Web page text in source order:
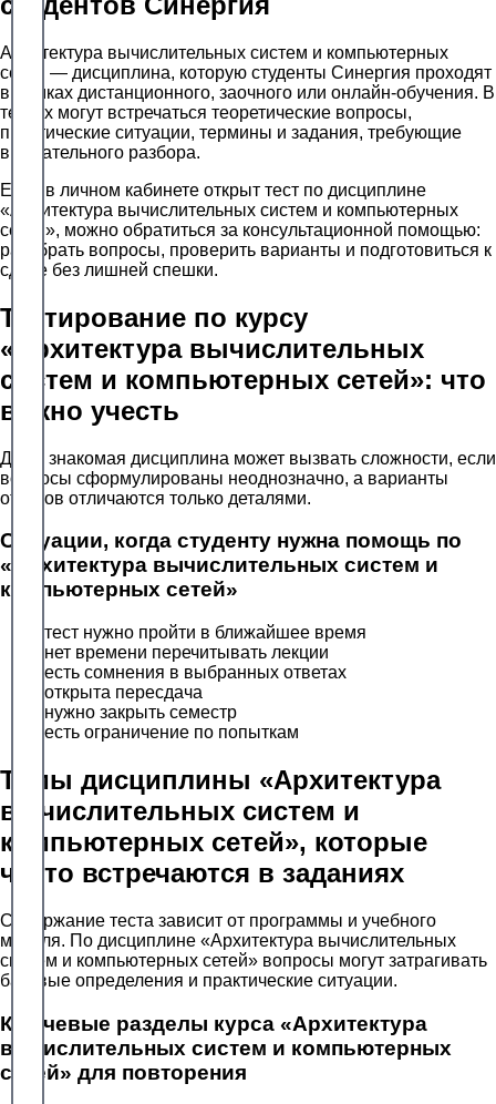
Архитектура вычислительных систем и компьютерных
сетей — дисциплина, которую студенты Синергия проходят
в рамках дистанционного, заочного или онлайн-обучения. В
тестах могут встречаться теоретические вопросы,
практические ситуации, термины и задания, требующие
внимательного разбора.
Если в личном кабинете открыт тест по дисциплине
«Архитектура вычислительных систем и компьютерных
сетей», можно обратиться за консультационной помощью:
разобрать вопросы, проверить варианты и подготовиться к
сдаче без лишней спешки.
Тестирование по курсу
«Архитектура вычислительных
систем и компьютерных сетей»: что
важно учесть
Даже знакомая дисциплина может вызвать сложности, если
вопросы сформулированы неоднозначно, а варианты
ответов отличаются только деталями.
Ситуации, когда студенту нужна помощь по
«Архитектура вычислительных систем и
компьютерных сетей»
тест нужно пройти в ближайшее время
нет времени перечитывать лекции
есть сомнения в выбранных ответах
открыта пересдача
нужно закрыть семестр
есть ограничение по попыткам
Темы дисциплины «Архитектура
вычислительных систем и
компьютерных сетей», которые
часто встречаются в заданиях
Содержание теста зависит от программы и учебного
модуля. По дисциплине «Архитектура вычислительных
систем и компьютерных сетей» вопросы могут затрагивать
базовые определения и практические ситуации.
Ключевые разделы курса «Архитектура
вычислительных систем и компьютерных
сетей» для повторения